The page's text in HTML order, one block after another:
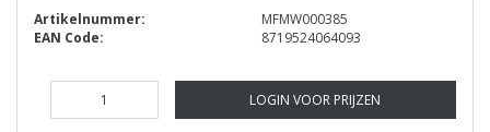
Artikelnummer:
MFMW000385
EAN Code:
8719524064093
LOGIN VOOR PRIJZEN